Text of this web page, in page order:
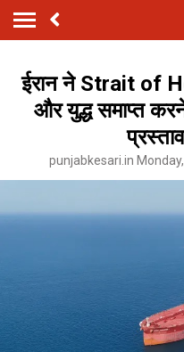
ईरान ने Strait of
और युद्ध समाप्त
प्रस्ताव
punjabkesari.in